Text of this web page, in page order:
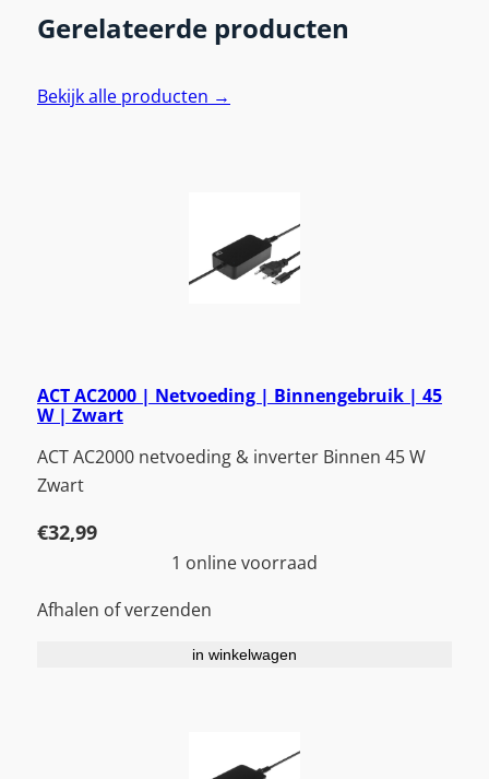
Gerelateerde producten
Bekijk alle producten →
ACT AC2000 | Netvoeding | Binnengebruik | 45
W | Zwart
ACT AC2000 netvoeding & inverter Binnen 45 W
Zwart
€32,99
1 online voorraad
Afhalen of verzenden
in winkelwagen